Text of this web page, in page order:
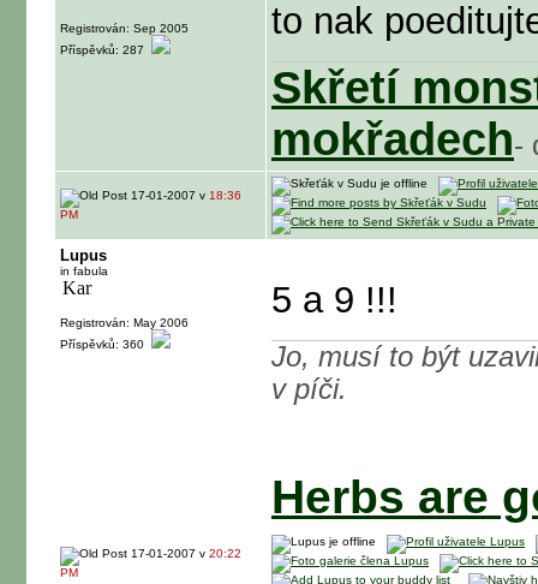
Registrován: Sep 2005
Příspěvků: 287
to nak
Skřetí
mokřadech-
17-01-2007 v 18:36
PM
Lupus
in fabula
Registrován: May 2006
Příspěvků: 360
5 a 9 !!!
Jo, musí to být
v píči.
Herbs are
17-01-2007 v 20:22
PM